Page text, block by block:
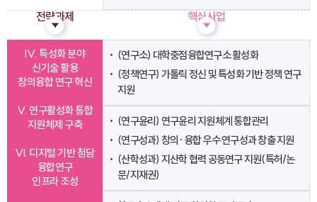
전략과제
IV. 특성화 분야
신기술 활용
창의융합 연구 혁신
V. 연구활성화 통합
지원체제 구축
VI. 디지털 기반 첨담
융합연구
인프라 조성
핵심사업
(연구소) 대학중점융합연구소 활성화
(정책연구) 가톨릭 정신 및 특성화 기반 정책 연구
지원
(연구윤리) 연구윤리 지원체계 통합관리
(연구성과) 창의·융합 우수 연구성과 창출 지원
(산학성과) 지산학 협력 공동연구 지원(특허/논
문/지재권)